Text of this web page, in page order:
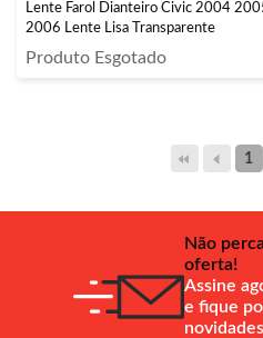
Lente Farol Dianteiro Civic 2004
2006 Lente Lisa Transparente
Produto Esgotado
1
Não
oferta!
Assine
e fique